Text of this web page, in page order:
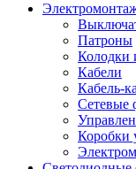
Патроны
Колодки
Кабели
Кабель-
Сетевые
Коробки